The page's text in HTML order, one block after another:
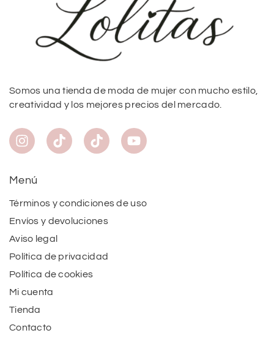
Somos una tienda de moda de mujer con mucho estilo,
creatividad y los mejores precios del mercado.
Menú
Términos y condiciones de uso
Envíos y devoluciones
Aviso legal
Política de privacidad
Política de cookies
Mi cuenta
Tienda
Contacto